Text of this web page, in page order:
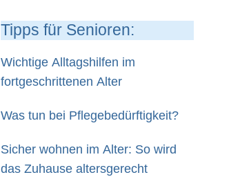
Tipps für Senioren:
Wichtige Alltagshilfen im
fortgeschrittenen Alter
Was tun bei Pflegebedürftigkeit?
Sicher wohnen im Alter: So wird
das Zuhause altersgerecht